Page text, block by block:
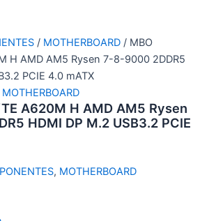
/ MOTHERBOARD / MBO
H AMD AM5 Rysen 7-8-9000 2DDR5
PCIE 4.0 mATX
MOTHERBOARD
A620M H AMD AM5 Rysen
HDMI DP M.2 USB3.2 PCIE
, MOTHERBOARD